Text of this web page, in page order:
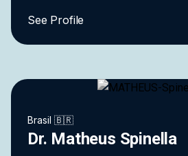
See Profile
Brasil 🇧🇷
Dr. Matheus Spinella